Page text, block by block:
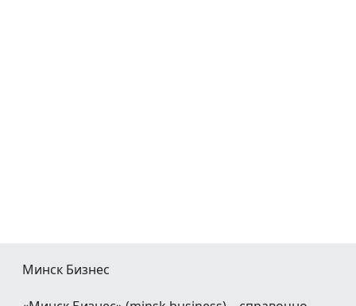
Минск Бизнес